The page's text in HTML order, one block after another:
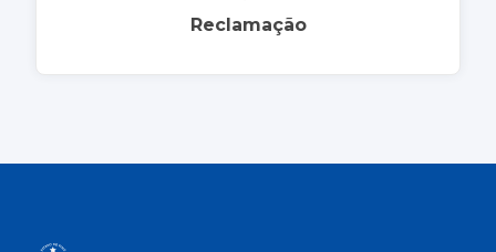
Reclamação